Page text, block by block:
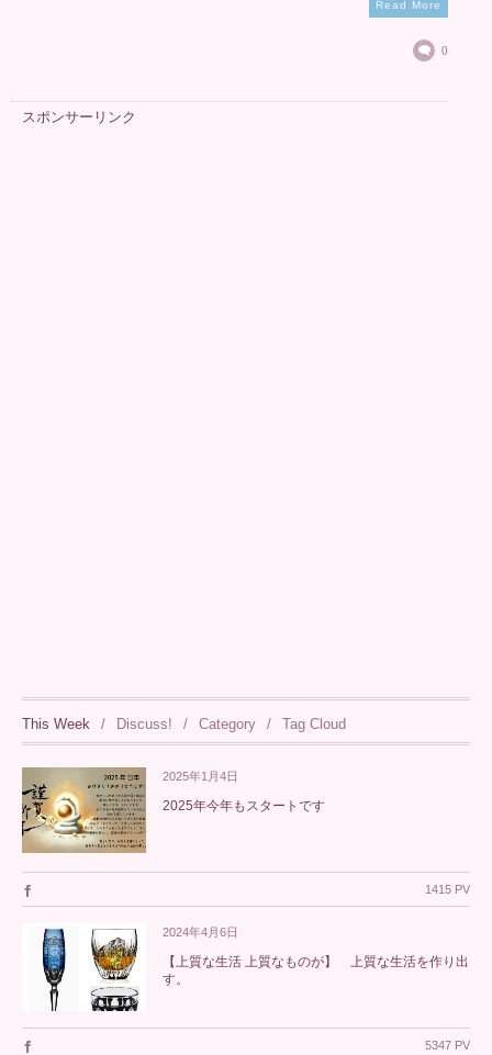
Read More
0
スポンサーリンク
This Week Discuss! Category Tag Cloud
2025年1月4日
2025年今年もスタートです
1415 PV
2024年4月6日
【上質な生活 上質なものが】 上質な生活を作り出
す。
5347 PV